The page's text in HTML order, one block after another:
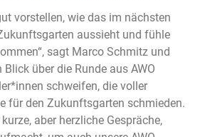
vorstellen, wie das im nächsten
aussieht und fühle
sagt Marco Schmitz und
über die Runde aus AWO
schweifen, die voller
für den Zukunftsgarten schmieden.
aber herzliche Gespräche,